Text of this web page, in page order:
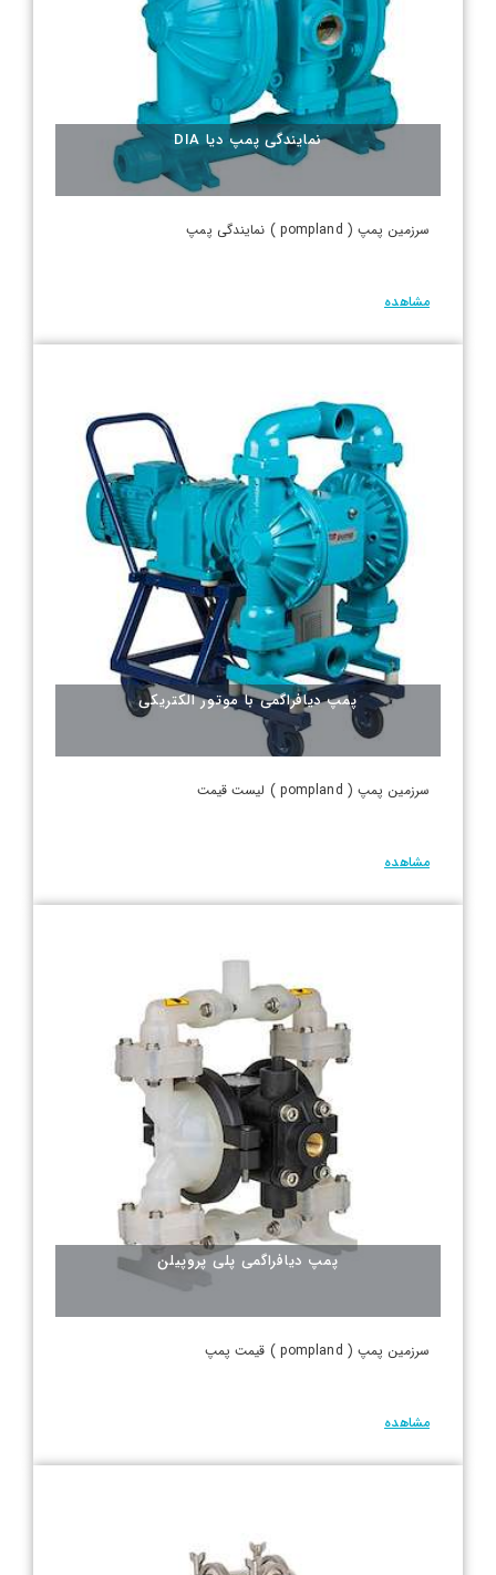
نمایندگی پمپ دیا DIA
سرزمین پمپ ( pompland ) نمایندگی پمپ
مشاهده
پمپ دیافراگمی با موتور الکتریکی
سرزمین پمپ ( pompland ) لیست قیمت
مشاهده
پمپ دیافراگمی پلی پروپیلن
سرزمین پمپ ( pompland ) قیمت پمپ
مشاهده